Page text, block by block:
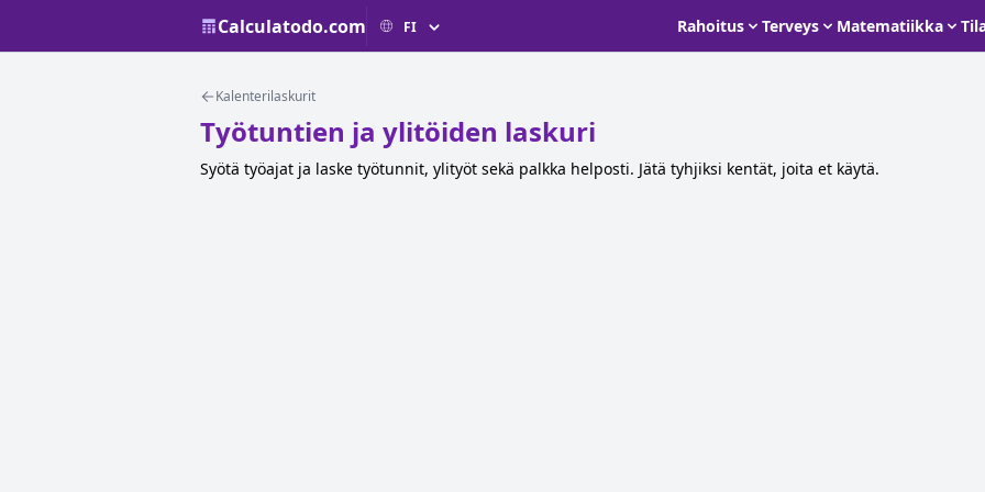
Calculatodo.com Rahoitus Terveys Matematiikka
Kalenterilaskurit
Työtuntien ja ylitöiden laskuri
Syötä työajat ja laske työtunnit, ylityöt sekä palkka helposti. Jätä tyhjiksi kentät, joita et käytä.